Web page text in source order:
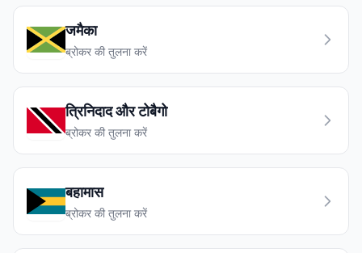
जमैका
ब्रोकर की तुलना करें
त्रिनिदाद और टोबैगो
ब्रोकर की तुलना करें
बहामास
ब्रोकर की तुलना करें